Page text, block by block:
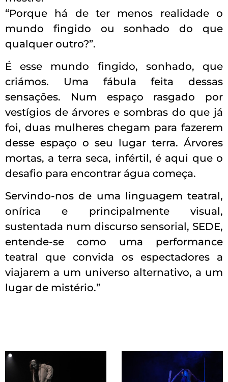
“Porque há de ter menos realidade o
mundo fingido ou sonhado do que
qualquer outro?”.
É esse mundo fingido, sonhado, que
criámos. Uma fábula feita dessas
sensações. Num espaço rasgado por
vestígios de árvores e sombras do que já
foi, duas mulheres chegam para fazerem
desse espaço o seu lugar terra. Árvores
mortas, a terra seca, infértil, é aqui que o
desafio para encontrar água começa.
Servindo-nos de uma linguagem teatral,
onírica e principalmente visual,
sustentada num discurso sensorial, SEDE,
entende-se como uma performance
teatral que convida os espectadores a
viajarem a um universo alternativo, a um
lugar de mistério.”